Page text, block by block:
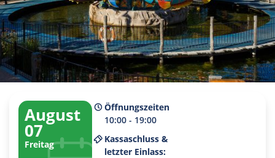
August
07
Freitag
Öffnungszeiten
10:00 - 19:00
Kassaschluss &
letzter Einlass: